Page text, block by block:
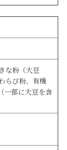
な粉（大豆
らび粉、有機
一部に大豆を含